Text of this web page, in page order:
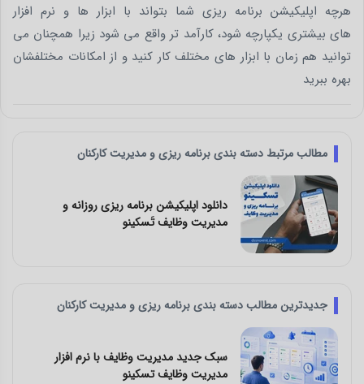
هرچه اپلیکیشن برنامه ریزی شما بتواند با ابزار ها و نرم افزار
های بیشتری یکپارچه شود، کارآمد تر واقع می شود زیرا همچنان می
توانید هم زمان با ابزار های مختلف کار کنید و از امکانات مختلفشان
بهره ببرید
مطالب مرتبط دسته بندی برنامه ریزی و مدیریت کارکنان
معرفی بهترین اپلیکیشن و نرم افزار
ریزی و مدیریت کارها
جدیدترین مطالب دسته بندی برنامه ریزی و مدیریت کارکنان
افزار
چالش‌ های کار تیمی و راه‌ حل آن با
مدیریت وظایف تسکینو